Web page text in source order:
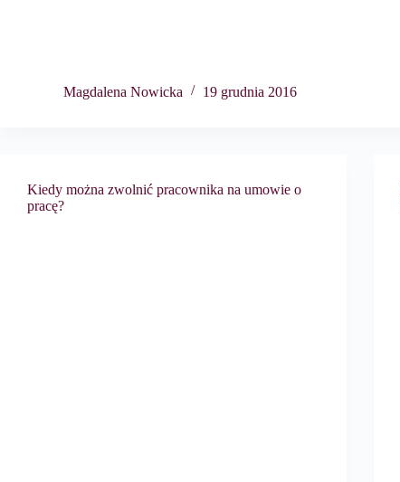
Magdalena Nowicka 19 grudnia 2016
Kiedy można zwolnić pracownika na umowie o
pracę?